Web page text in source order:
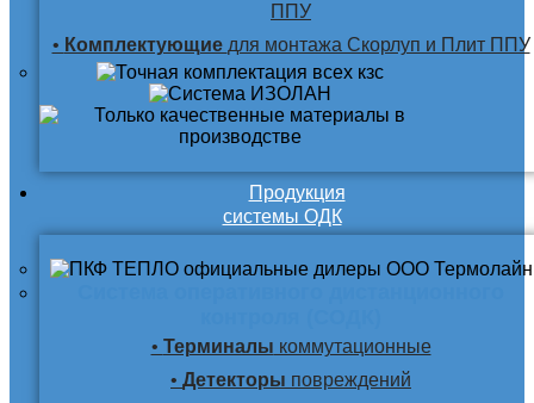
ППУ
• Комплектующие для монтажа Скорлуп и Плит ППУ
Продукция
системы ОДК
• Терминалы коммутационные
• Детекторы повреждений